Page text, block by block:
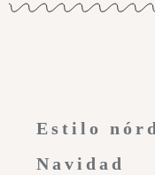
Estilo
Navidad